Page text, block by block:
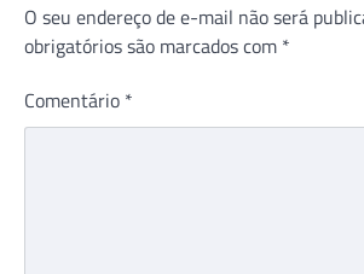
O seu endereço de e-mail não será
obrigatórios são marcados com *
Comentário *